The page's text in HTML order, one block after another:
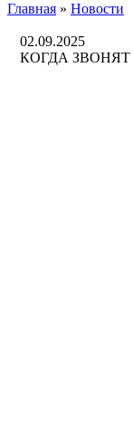
Главная » Новости
02.09.2025
КОГДА